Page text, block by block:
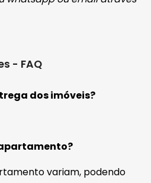
- FAQ
dos imóveis?
variam, podendo